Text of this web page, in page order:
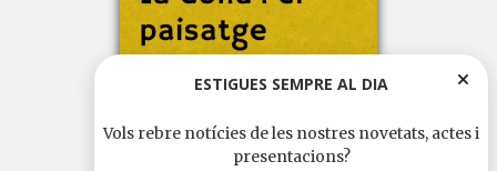
ESTIGUES SEMPRE AL DIA
Vols rebre notícies de les nostres novetats, actes i
presentacions?